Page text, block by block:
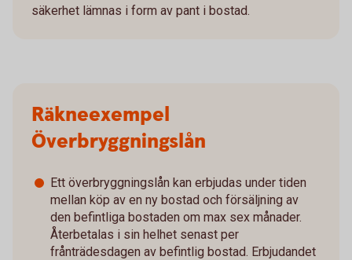
säkerhet lämnas i form av pant i bostad.
Räkneexempel
Överbryggningslån
Ett överbryggningslån kan erbjudas under tiden
mellan köp av en ny bostad och försäljning av
den befintliga bostaden om max sex månader.
Återbetalas i sin helhet senast per
frånträdesdagen av befintlig bostad. Erbjudandet